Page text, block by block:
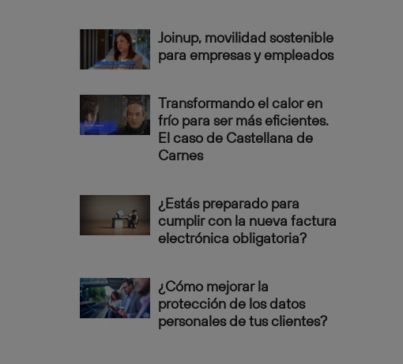
Joinup, movilidad sostenible
para empresas y empleados
Transformando el calor en
frío para ser más eficientes.
El caso de Castellana de
Carnes
¿Estás preparado para
cumplir con la nueva factura
electrónica obligatoria?
¿Cómo mejorar la
protección de los datos
personales de tus clientes?